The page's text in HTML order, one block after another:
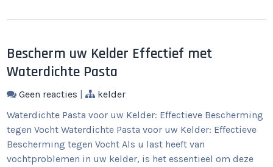
Bescherm uw Kelder Effectief met
Waterdichte Pasta
Geen reacties |
kelder
Waterdichte Pasta voor uw Kelder: Effectieve Bescherming
tegen Vocht Waterdichte Pasta voor uw Kelder: Effectieve
Bescherming tegen Vocht Als u last heeft van
vochtproblemen in uw kelder, is het essentieel om deze